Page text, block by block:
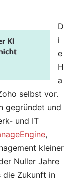
D
i
e
H
a
selbst vor.
gegründet und
und IT
,
kleiner
Nuller Jahre
die Zukunft in